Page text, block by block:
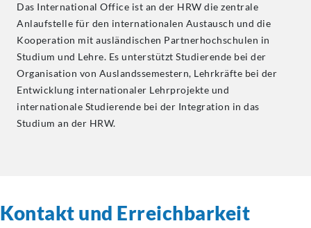
Das International Office ist an der HRW die zentrale
Anlaufstelle für den internationalen Austausch und die
Kooperation mit ausländischen Partnerhochschulen in
Studium und Lehre. Es unterstützt Studierende bei der
Organisation von Auslandssemestern, Lehrkräfte bei der
Entwicklung internationaler Lehrprojekte und
internationale Studierende bei der Integration in das
Studium an der HRW.
Kontakt und Erreichbarkeit